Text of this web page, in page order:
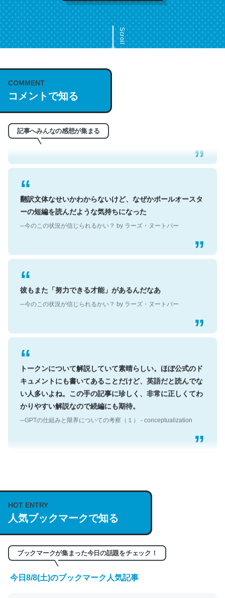
Scroll
COMMENT
コメントで知る
記事へみんなの感想が集まる
これは名文。彼はとてもクレバーなんだろうなと凄く思
う。英語少しでも読める人は原文もお勧め。自分はこの流
─今のこの状況が信じられるかい？ by ラーズ・ヌートバー
翻訳文体なせいかわからないけど、なぜかポールオースタ
ーの短編を読んだような気持ちになった
─今のこの状況が信じられるかい？ by ラーズ・ヌートバー
彼もまた「努力できる才能」があるんだなあ
─今のこの状況が信じられるかい？ by ラーズ・ヌートバー
トークンについて解説していて素晴らしい。ほぼ公式のド
キュメントにも書いてあることだけど、英語だと読んでな
い人多いよね。この手の記事に珍しく、非常に正しくてわ
かりやすい解説なので続編にも期待。
─GPTの仕組みと限界についての考察（１） - conceptualization
説してる記事が少ないので貴重な良記事。/続編来た
https://isobe324649.hatenablog.com/entry/2023/03/27
/064121
─GPTの仕組みと限界についての考察（１） - conceptualization
HOT ENTRY
人気ブックマークで知る
ブックマークが集まった今日の話題をチェック！
今日8/8(土)のブックマーク人気記事